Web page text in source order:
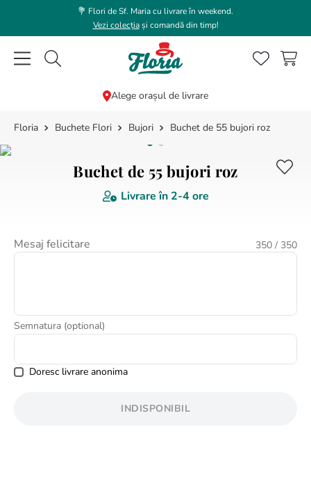
💐 Flori de Sf. Maria cu livrare în weekend.
Vezi colecțiași comandă din timp!
Caută flori, plante, cadouri...
Alege orașul de livrare
Buchete Flori Bujori Buchet de 55 bujori roz
Buchet de 55 bujori roz
Livrare în 2-4 ore
Mesaj felicitare 350 / 350
Semnatura (optional)
Doresc livrare anonima
INDISPONIBIL
CĂUTĂRI POPULARE
coroana funerara
5.
hortensie
8
trandafiri albi
10
ranunculus